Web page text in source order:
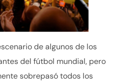
de algunos de los
del fútbol mundial, pero
sobrepasó todos los